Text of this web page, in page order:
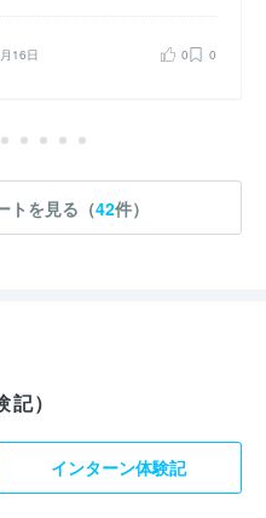
16日 0 0
トを見る（42件）
）
インターン体験記